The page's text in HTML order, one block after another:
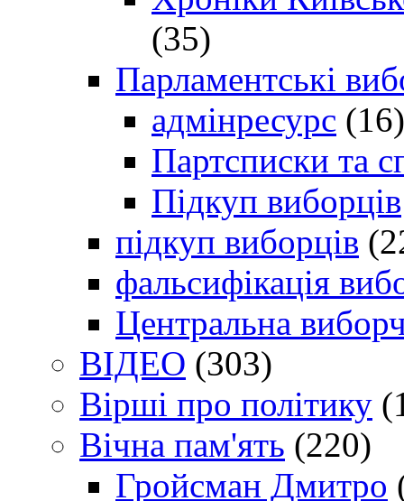
(35)
Парламентські
адмінресурс (16)
Партсписки та
Підкуп виборців
підкуп виборців
фальсифікація
Центральна
ВІДЕО (303)
Вірші про політику
Вічна пам'ять (220)
Гройсман Дмитро